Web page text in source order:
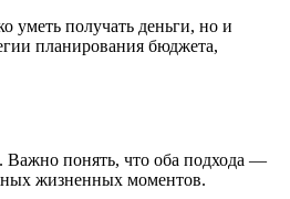
уметь получать деньги, но и
планирования бюджета,
Важно понять, что оба подхода —
жизненных моментов.